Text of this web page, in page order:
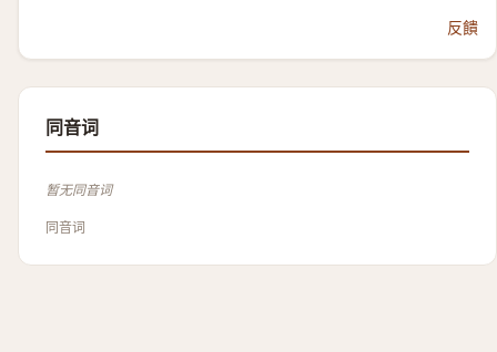
反饋
同音词
暂无同音词
同音词